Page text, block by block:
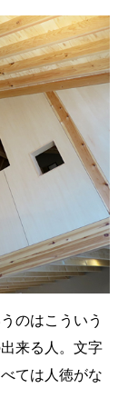
のはこういう
来る人。文字
ては人徳がな